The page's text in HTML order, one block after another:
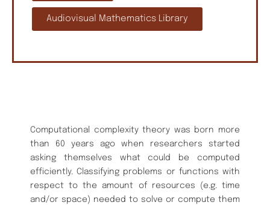
Audiovisual Mathematics Library
Computational complexity theory was born more
than 60 years ago when researchers started
asking themselves what could be computed
efficiently. Classifying problems or functions with
respect to the amount of resources (e.g. time
and/or space) needed to solve or compute them